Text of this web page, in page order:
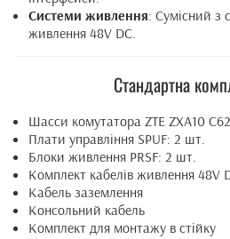
Системи живлення: Сумісний з
живлення 48V DC.
Стандартна
Шасси комутатора ZTE ZXA10
Плати управління SPUF: 2 шт.
Блоки живлення PRSF: 2 шт.
Комплект кабелів живлення 48V
Кабель заземлення
Консольний кабель
Комплект для монтажу в стійку